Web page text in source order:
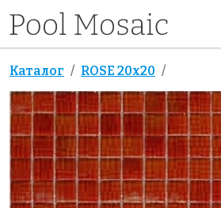
Каталог ROSE 20x20